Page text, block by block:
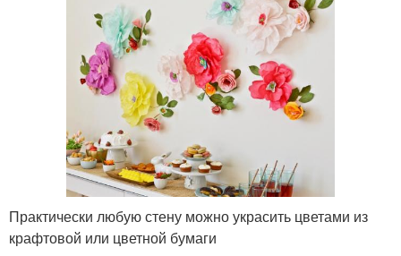
Практически любую стену можно украсить цветами из
крафтовой или цветной бумаги